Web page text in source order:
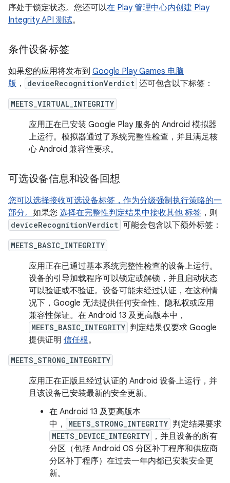
序处于锁定状态。您还可以在 Play 管理中心内创建 Play
Integrity API 测试。
条件设备标签
如果您的应用将发布到 Google Play Games 电脑
版 ， deviceRecognitionVerdict 还可包含以下标签：
MEETS_VIRTUAL_INTEGRITY
应用正在已安装 Google Play 服务的 Android 模拟器
上运行。模拟器通过了系统完整性检查，并且满足核
心 Android 兼容性要求。
可选设备信息和设备回想
您可以选择接收可选设备标签，作为分级强制执行策略的一
部分。 如果您 选择在完整性判定结果中接收其他 标签 ，则
deviceRecognitionVerdict 可能会包含以下额外标签：
MEETS_BASIC_INTEGRITY
应用正在已通过基本系统完整性检查的设备上运行。
设备的引导加载程序可以锁定或解锁，并且启动状态
可以验证或不验证。设备可能未经过认证，在这种情
况下，Google 无法提供任何安全性、隐私权或应用
兼容性保证。在 Android 13 及更高版本中，
MEETS_BASIC_INTEGRITY 判定结果仅要求 Google
提供证明 信任根。
MEETS_STRONG_INTEGRITY
应用正在正版且经过认证的 Android 设备上运行，并
且该设备已安装最新的安全更新。
在 Android 13 及更高版本
中，
MEETS_STRONG_INTEGRITY 判定结果要求
MEETS_DEVICE_INTEGRITY
，并且设备的所有
分区（包括 Android OS 分区补丁程序和供应商
分区补丁程序）在过去一年内都已安装安全更
新。